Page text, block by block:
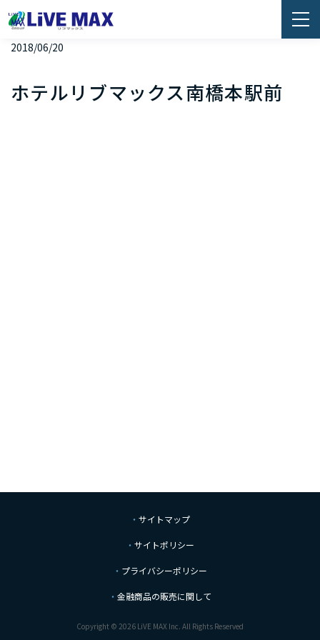
2018/06/20
ホテルリブマックス南橋本駅前
サイトマップ
サイトポリシー
プライバシーポリシー
金融商品の販売に関して
Copyright © 2026 LiVE MAX Inc. All Rights Reserved